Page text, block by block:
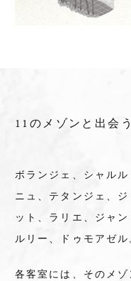
11のメゾンと出会
ボランジェ、シャル
ニュ、テタンジェ、
ット、ラリエ、ジャ
ルリー、ドゥモアゼル
各客室には、そのメ